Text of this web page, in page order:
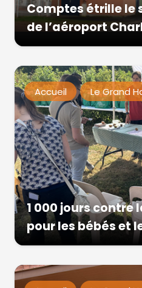
Comptes étrille le
de l’aéroport
Accueil Le Grand
1 000 jours contre
pour les bébés et